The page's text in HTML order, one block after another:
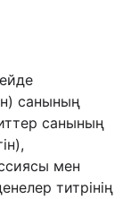
санының
санының
мен
титрінің